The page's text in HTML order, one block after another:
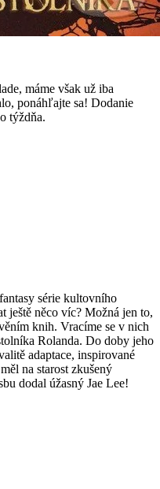
máme však už iba
ponáhľajte sa! Dodanie
týždňa.
série kultovního
ještě něco víc? Možná jen to,
knih. Vracíme se v nich
Rolanda. Do doby jeho
adaptace, inspirované
na starost zkušený
dodal úžasný Jae Lee!